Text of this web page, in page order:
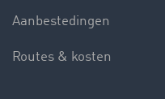
Aanbestedingen
Routes & kosten